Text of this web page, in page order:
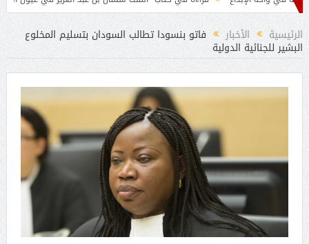
بمناسبة عيد الفطرالرئيسية الأخبار فاتو بنسودا تطالب السودان بتسليم المخلوع
البشير للجنائية الدولية